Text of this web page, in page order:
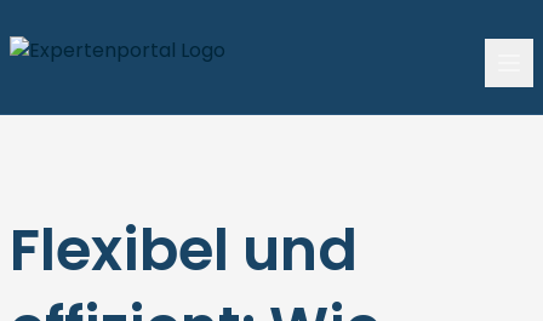
Flexibel und